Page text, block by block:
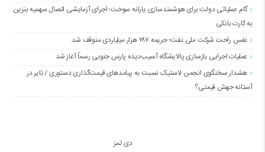
گام عملیاتی دولت برای هوشمندسازی یارانه سوخت؛ اجرای آزمایشی اتصال سهمیه بنزین
به کارت بانکی
نفس راحت شرکت ملی نفت؛ جریمه ۲۸۷ هزار میلیاردی متوقف شد.
عملیات اجرایی بازسازی پالایشگاه آسیب‌دیده پارس جنوبی رسماً آغاز شد
هشدار سخنگوی انجمن لاستیک نسبت به پیامدهای قیمت‌گذاری دستوری / تایر در
آستانه جهش قیمتی؟
دی تمز